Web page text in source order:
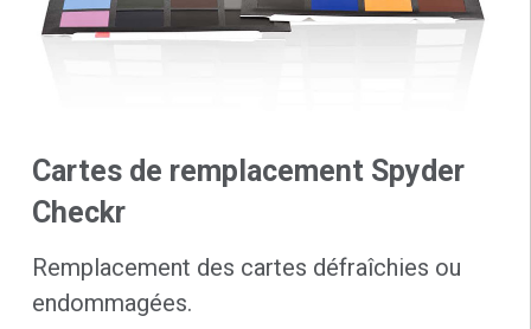
Cartes de remplacement Spyder
Checkr
Remplacement des cartes défraîchies ou
endommagées.